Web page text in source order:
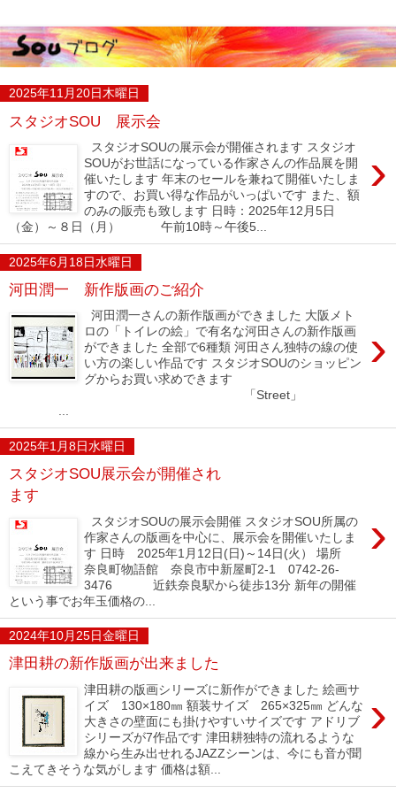
2025年11月20日木曜日
スタジオSOU 展示会
›
スタジオSOUの展示会が開催されます スタジオ
SOUがお世話になっている作家さんの作品展を開
催いたします 年末のセールを兼ねて開催いたしま
すので、お買い得な作品がいっぱいです また、額
のみの販売も致します 日時：2025年12月5日
（金）～８日（月） 午前10時～午後5...
2025年6月18日水曜日
河田潤一 新作版画のご紹介
›
河田潤一さんの新作版画ができました 大阪メト
ロの「トイレの絵」で有名な河田さんの新作版画
ができました 全部で6種類 河田さん独特の線の使
い方の楽しい作品です スタジオSOUのショッピン
グからお買い求めできます
「Street」
...
2025年1月8日水曜日
スタジオSOU展示会が開催され
ます
›
スタジオSOUの展示会開催 スタジオSOU所属の
作家さんの版画を中心に、展示会を開催いたしま
す 日時 2025年1月12日(日)～14日(火） 場所
奈良町物語館 奈良市中新屋町2-1 0742-26-
3476 近鉄奈良駅から徒歩13分 新年の開催
という事でお年玉価格の...
2024年10月25日金曜日
津田耕の新作版画が出来ました
›
津田耕の版画シリーズに新作ができました 絵画サ
イズ 130×180㎜ 額装サイズ 265×325㎜ どんな
大きさの壁面にも掛けやすいサイズです アドリブ
シリーズが7作品です 津田耕独特の流れるような
線から生み出せれるJAZZシーンは、今にも音が聞
こえてきそうな気がします 価格は額...